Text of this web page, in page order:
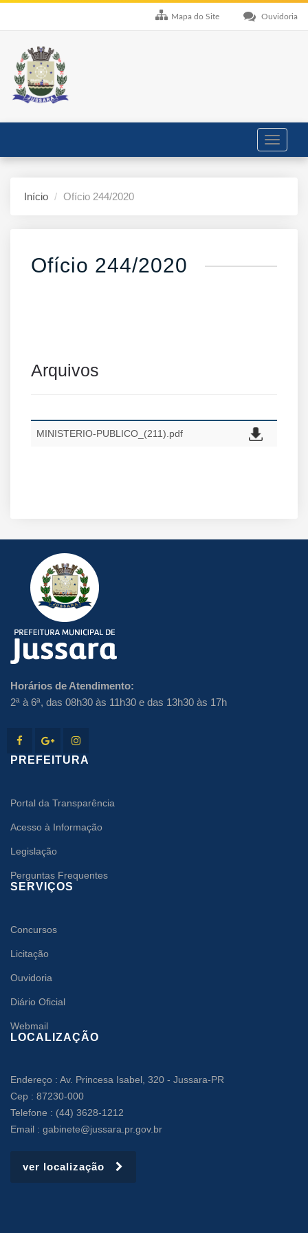
Ouvidoria
Mapa do Site
Toggle
Início Ofício 244/2020
Ofício 244/2020
Arquivos
MINISTERIO-PUBLICO_(211).pdf
Horários de Atendimento:
2ª à 6ª, das 08h30 às 11h30 e das 13h30 às 17h
PREFEITURA
Portal da Transparência
Acesso à Informação
Legislação
Perguntas Frequentes
SERVIÇOS
Concursos
Licitação
Ouvidoria
Diário Oficial
Webmail
LOCALIZAÇÃO
Endereço : Av. Princesa Isabel, 320 - Jussara-PR
Cep : 87230-000
Telefone : (44) 3628-1212
Email : gabinete@jussara.pr.gov.br
ver localização